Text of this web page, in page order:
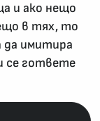
и ако нещо
в тях, то
да имитира
се гответе